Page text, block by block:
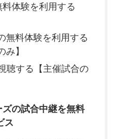
体験を利用する
無料体験を利用する
み】
聴する【主催試合の
の試合中継を無料
ス